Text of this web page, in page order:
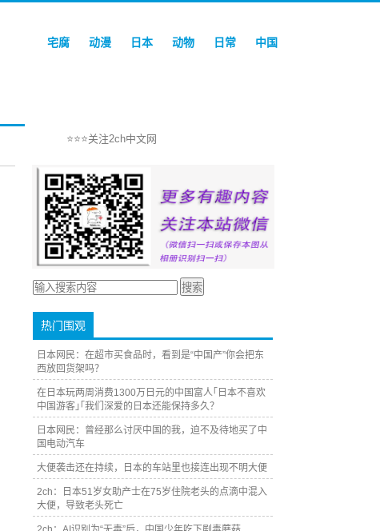
宅腐 动漫 日本 动物 日常 中国
⭐⭐⭐关注2ch中文网
热门围观
日本网民：在超市买食品时，看到是“中国产”你会把东
西放回货架吗？
在日本玩两周消费1300万日元的中国富人｢日本不喜欢
中国游客｣｢我们深爱的日本还能保持多久？
日本网民：曾经那么讨厌中国的我，迫不及待地买了中
国电动汽车
大便袭击还在持续，日本的车站里也接连出现不明大便
2ch：日本51岁女助产士在75岁住院老头的点滴中混入
大便，导致老头死亡